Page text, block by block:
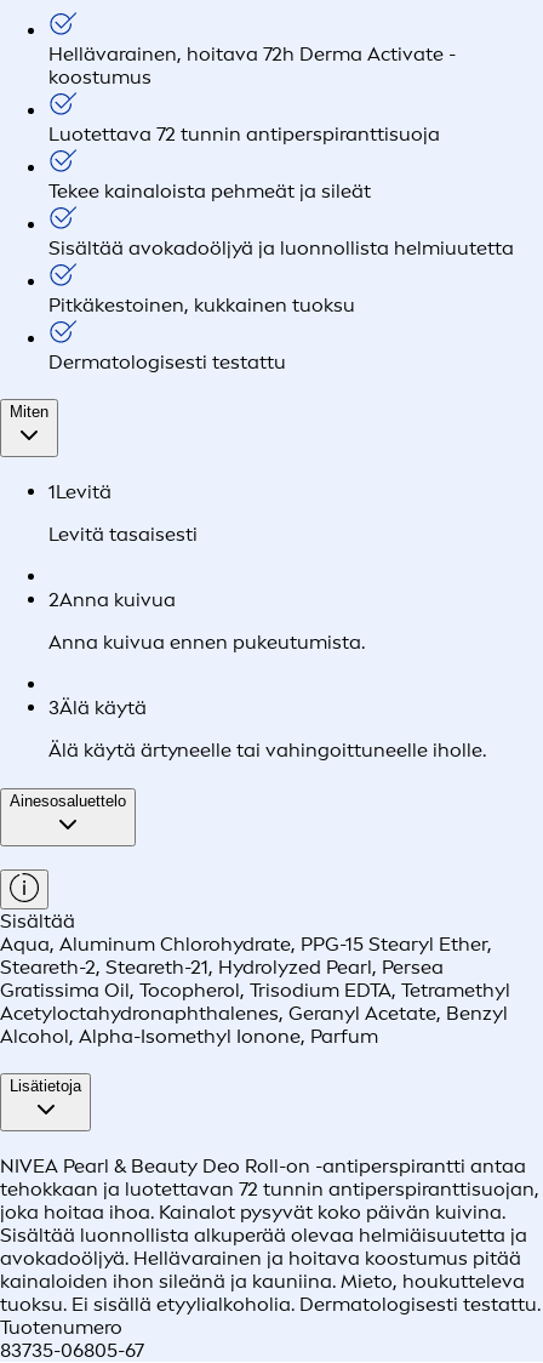
Hellävarainen, hoitava 72h Derma Activate -
koostumus
Luotettava 72 tunnin antiperspiranttisuoja
Tekee kainaloista pehmeät ja sileät
Sisältää avokadoöljyä ja luonnollista helmiuutetta
Pitkäkestoinen, kukkainen tuoksu
Dermatologisesti testattu
Miten
1Levitä
Levitä tasaisesti
2Anna kuivua
Anna kuivua ennen pukeutumista.
3Älä käytä
Älä käytä ärtyneelle tai vahingoittuneelle iholle.
Ainesosaluettelo
Sisältää
Aqua, Aluminum Chlorohydrate, PPG-15 Stearyl Ether,
Steareth-2, Steareth-21, Hydrolyzed Pearl, Persea
Gratissima Oil, Tocopherol, Trisodium EDTA, Tetramethyl
Acetyloctahydronaphthalenes, Geranyl Acetate, Benzyl
Alcohol, Alpha-Isomethyl Ionone, Parfum
Lisätietoja
NIVEA Pearl & Beauty Deo Roll-on -antiperspirantti antaa
tehokkaan ja luotettavan 72 tunnin antiperspiranttisuojan,
joka hoitaa ihoa. Kainalot pysyvät koko päivän kuivina.
Sisältää luonnollista alkuperää olevaa helmiäisuutetta ja
avokadoöljyä. Hellävarainen ja hoitava koostumus pitää
kainaloiden ihon sileänä ja kauniina. Mieto, houkutteleva
tuoksu. Ei sisällä etyylialkoholia. Dermatologisesti testattu.
Tuotenumero
83735-06805-67